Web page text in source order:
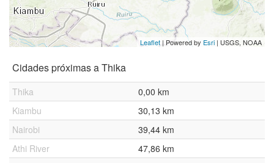
Leaflet | Powered by Esri | USGS, NOAA
Cidades próximas a Thika
Thika
0,00 km
Kiambu
30,13 km
Nairobi
39,44 km
Athi River
47,86 km